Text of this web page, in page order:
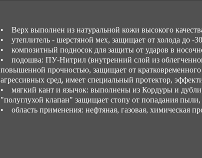
• Верх выполнен из натуральной кожи высокого
• утеплитель - шерстяной мех, защищает от холода до -
• композитный подносок для защиты от ударов в
• подошва: ПУ-Нитрил (внутренний слой из
повышенной прочностью, защищает от
агрессивных сред, имеет специальный протектор,
• мягкий кант и язычок: выполнены из Кордуры и
"полуглухой клапан" защищает стопу от попадания пыли,
• область применения: нефтяная, газовая, химическая